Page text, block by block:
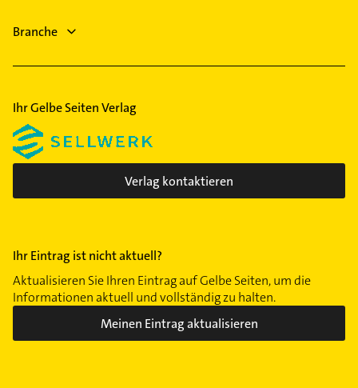
Thalheim /Erzgebirge
Physiotherapie
Krankengymnastik
Branche
Ihr Gelbe Seiten Verlag
Verlag kontaktieren
Ihr Eintrag ist nicht aktuell?
Aktualisieren Sie Ihren Eintrag auf Gelbe Seiten, um die
Informationen aktuell und vollständig zu halten.
Meinen Eintrag aktualisieren